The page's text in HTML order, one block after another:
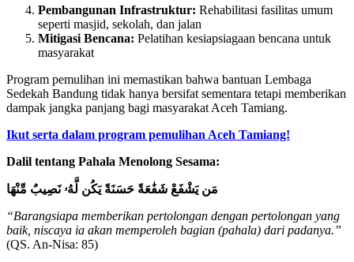
Pembangunan Infrastruktur: Rehabilitasi fasilitas umum
seperti masjid, sekolah, dan jalan
Mitigasi Bencana: Pelatihan kesiapsiagaan bencana untuk
masyarakat
Program pemulihan ini memastikan bahwa bantuan Lembaga
Sedekah Bandung tidak hanya bersifat sementara tetapi memberikan
dampak jangka panjang bagi masyarakat Aceh Tamiang.
Ikut serta dalam program pemulihan Aceh Tamiang!
Dalil tentang Pahala Menolong Sesama:
مَن يَشْفَعْ شَفَٰعَةً حَسَنَةً يَكُن لَّهُۥ نَصِيبٌ مِّنْهَا
“Barangsiapa memberikan pertolongan dengan pertolongan yang
baik, niscaya ia akan memperoleh bagian (pahala) dari padanya.”
(QS. An-Nisa: 85)